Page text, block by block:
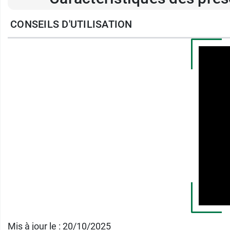
Ne contient pas de latex.
Sans caséine.
CONSEILS D'UTILISATION
Mis à jour le : 20/10/2025